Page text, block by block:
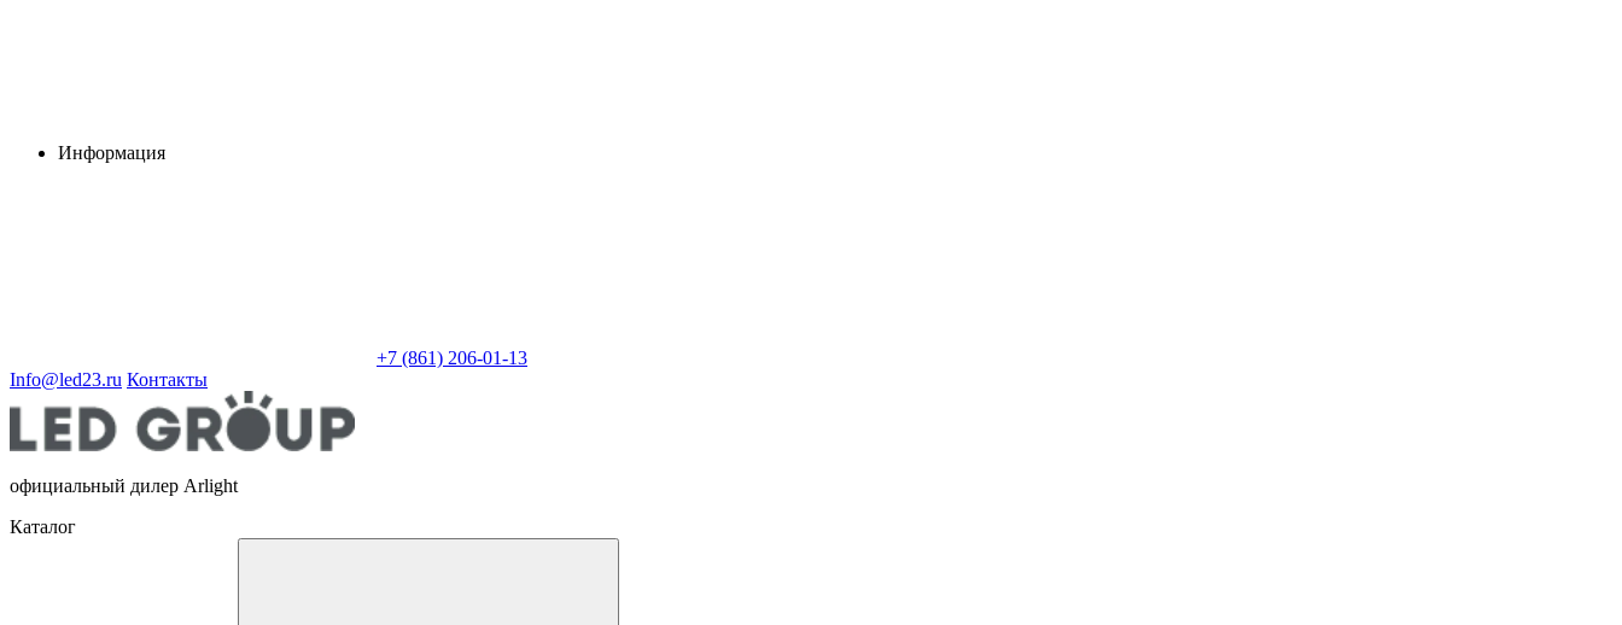
Информация
+7 (861) 206-01-13
Info@led23.ru Контакты
официальный дилер Arlight
Каталог